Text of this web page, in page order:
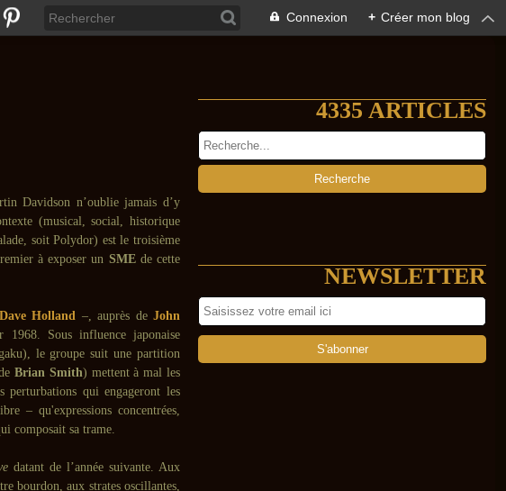
Connexion + Créer mon blog
Davidson n’oublie jamais d’y
(musical, social, historique
soit Polydor) est le troisième
à exposer un SMEde cette
Dave Holland –, auprès de John
Sous influence japonaise
le groupe suit une partition
Brian Smith) mettent à mal les
perturbations qui engageront les
– qu'expressions concentrées,
composait sa trame.
datant de l’année suivante. Aux
bourdon, aux strates oscillantes,
4335 ARTICLES
NEWSLETTER